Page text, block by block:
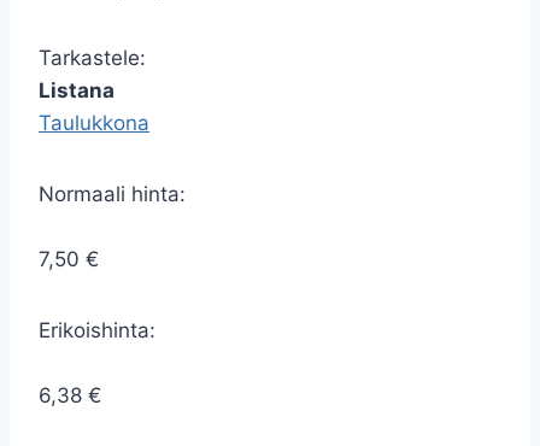
Tarkastele:
Listana
Taulukkona
Normaali hinta:
7,50 €
Erikoishinta:
6,38 €